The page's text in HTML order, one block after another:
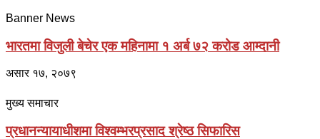
Banner News
भारतमा विजुली बेचेर एक महिनामा १ अर्ब ७२ करोड आम्दानी
असार १७, २०७९
मुख्य समाचार
प्रधानन्यायाधीशमा विश्वम्भरप्रसाद श्रेष्ठ सिफारिस